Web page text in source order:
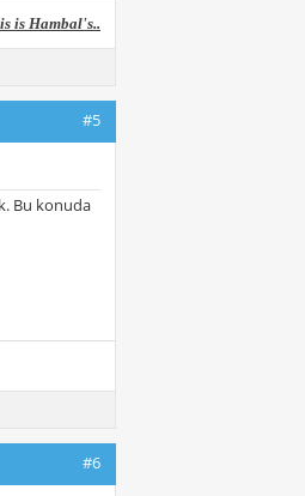
is Hambal's..
#5
Bu konuda
#6